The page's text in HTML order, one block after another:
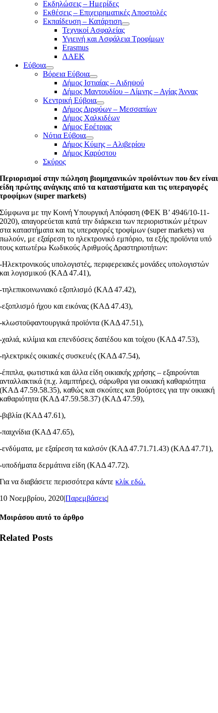
Εκδηλώσεις – Ημερίδες
Εκθέσεις – Επιχειρηματικές Αποστολές
Εκπαίδευση – Κατάρτιση
Τεχνικοί Ασφαλείας
Υγιεινή και Ασφάλεια Τροφίμων
Erasmus
ΛΑΕΚ
Εύβοια
Βόρεια Εύβοια
Δήμος Ιστιαίας – Αιδηψού
Δήμος Μαντουδίου – Λίμνης – Αγίας Άννας
Κεντρική Εύβοια
Δήμος Διρφύων – Μεσσαπίων
Δήμος Χαλκιδέων
Δήμος Ερέτριας
Νότια Εύβοια
Δήμος Κύμης – Αλιβερίου
Δήμος Καρύστου
Σκύρος
Περιορισμοί στην πώληση βιομηχανικών προϊόντων που δεν είναι
είδη πρώτης ανάγκης από τα καταστήματα και τις υπεραγορές
τροφίμων (super markets)
Σύμφωνα με την Κοινή Υπουργική Απόφαση (ΦΕΚ B’ 4946/10-11-
2020), απαγορεύεται κατά την διάρκεια των περιοριστικών μέτρων
στα καταστήματα και τις υπεραγορές τροφίμων (super markets) να
πωλούν, με εξαίρεση το ηλεκτρονικό εμπόριο, τα εξής προϊόντα υπό
τους κατωτέρω Κωδικούς Αριθμούς Δραστηριοτήτων:
-Ηλεκτρονικούς υπολογιστές, περιφερειακές μονάδες υπολογιστών
και λογισμικού (ΚΑΔ 47.41),
-τηλεπικοινωνιακό εξοπλισμό (ΚΑΔ 47.42),
-εξοπλισμό ήχου και εικόνας (ΚΑΔ 47.43),
-κλωστοϋφαντουργικά προϊόντα (ΚΑΔ 47.51),
-χαλιά, κιλίμια και επενδύσεις δαπέδου και τοίχου (ΚΑΔ 47.53),
-ηλεκτρικές οικιακές συσκευές (ΚΑΔ 47.54),
-έπιπλα, φωτιστικά και άλλα είδη οικιακής χρήσης – εξαιρούνται
ανταλλακτικά (π.χ. λαμπτήρες), σάρωθρα για οικιακή καθαριότητα
(ΚΑΔ 47.59.58.35), καθώς και σκούπες και βούρτσες για την οικιακή
καθαριότητα (ΚΑΔ 47.59.58.37) (ΚΑΔ 47.59),
-βιβλία (ΚΑΔ 47.61),
-παιχνίδια (ΚΑΔ 47.65),
-ενδύματα, με εξαίρεση τα καλσόν (ΚΑΔ 47.71.71.43) (ΚΑΔ 47.71),
-υποδήματα δερμάτινα είδη (ΚΑΔ 47.72).
Για να διαβάσετε περισσότερα κάντεκλίκ εδώ.
10 Νοεμβρίου, 2020|Παρεμβάσεις|
Μοιράσου αυτό το άρθρο
Related Posts